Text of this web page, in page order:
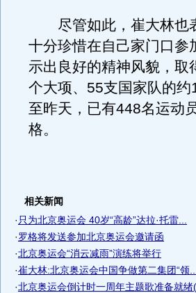
尽管如此，崔大林也
十分珍惜在自己家门口参
示出良好的精神风貌，取
个大项、55支国家队的
至昨天，已有448名运动
格。
相关新闻
· 只为北京奥运会 40岁“高龄”达拉·托雷...
·罗格将发送参加北京奥运会邀请函
·北京奥运会“消云减雨”演练将举行
·崔大林:北京奥运会中国争做第二集团“领...
·北京奥运会倒计时一周年主题歌准备就绪